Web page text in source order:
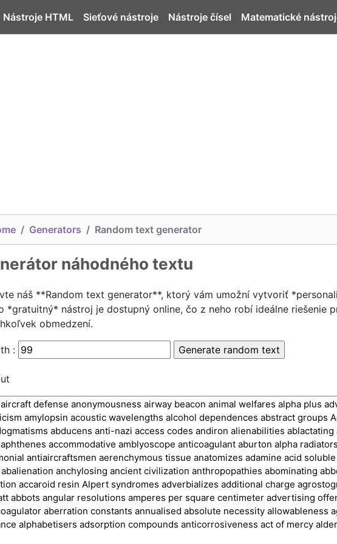
Nástroje HTML Sieťové nástroje Nástroje čísel Matematické
Generators Random text generator
náhodného textu
náš **Random text generator**, ktorý vám umožní vytvoriť
*gratuitný* nástroj je dostupný online, čo z neho robí ideálne riešenie
obmedzení.
: